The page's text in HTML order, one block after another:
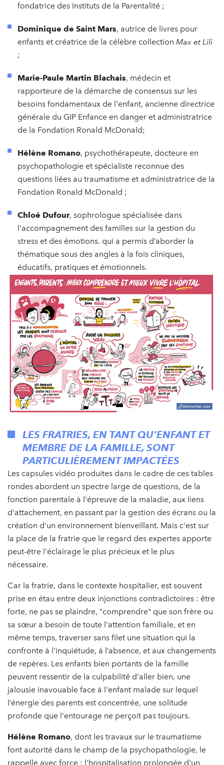
fondatrice des Instituts de la Parentalité ;
Dominique de Saint Mars, autrice de livres pour
enfants et créatrice de la célèbre collection Max et Lili
;
Marie-Paule Martin Blachais, médecin et
rapporteure de la démarche de consensus sur les
besoins fondamentaux de l'enfant, ancienne directrice
générale du GIP Enfance en danger et administratrice
de la Fondation Ronald McDonald;
Hélène Romano, psychothérapeute, docteure en
psychopathologie et spécialiste reconnue des
questions liées au traumatisme et administratrice de la
Fondation Ronald McDonald ;
Chloé Dufour, sophrologue spécialisée dans
l'accompagnement des familles sur la gestion du
stress et des émotions. qui a permis d’aborder la
thématique sous des angles à la fois cliniques,
éducatifs, pratiques et émotionnels.
LES FRATRIES, EN TANT QU'ENFANT ET
MEMBRE DE LA FAMILLE, SONT
PARTICULIÈREMENT IMPACTÉES
Les capsules vidéo produites dans le cadre de ces tables
rondes abordent un spectre large de questions, de la
fonction parentale à l'épreuve de la maladie, aux liens
d'attachement, en passant par la gestion des écrans ou la
création d'un environnement bienveillant. Mais c'est sur
la place de la fratrie que le regard des expertes apporte
peut-être l'éclairage le plus précieux et le plus
nécessaire.
Car la fratrie, dans le contexte hospitalier, est souvent
prise en étau entre deux injonctions contradictoires : être
forte, ne pas se plaindre, "comprendre" que son frère ou
sa sœur a besoin de toute l'attention familiale, et en
même temps, traverser sans filet une situation qui la
confronte à l'inquiétude, à l’absence, et aux changements
de repères. Les enfants bien portants de la famille
peuvent ressentir de la culpabilité d'aller bien, une
jalousie inavouable face à l'enfant malade sur lequel
l’énergie des parents est concentrée, une solitude
profonde que l'entourage ne perçoit pas toujours.
Hélène Romano, dont les travaux sur le traumatisme
font autorité dans le champ de la psychopathologie, le
rappelle avec force : l'hospitalisation prolongée d'un